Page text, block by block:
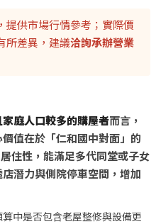
提供市場行情參考；實際價
所差異，建議洽詢承辦營業
庭人口較多的購屋者而言，
值在於「仁和國中對面」的
住性，能滿足多代同堂或子女
潛力與側院停車空間，增加
中是否包含老屋整修與設備更